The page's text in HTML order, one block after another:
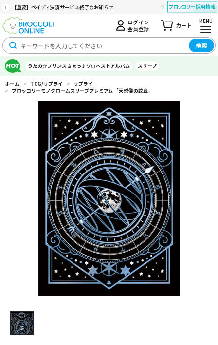
【重要】ペイディ決済サービス終了のお知らせ
ログイン
会員登録
カート
MENU
検索
うたの☆プリンスさまっ♪ソロベストアルバム スリーブ
ホーム > TCG/サプライ > サプライ
> ブロッコリーモノクロームスリーブプレミアム 「天球儀の紋章」